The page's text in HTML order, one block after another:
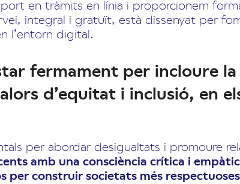
en tràmits en línia i proporcionem
integral i gratuït, està dissenyat per
l’entorn digital.
fermament per incloure
d’equitat i inclusió, en
per abordar desigualtats i promoure
amb una consciència crítica i
construir societats més